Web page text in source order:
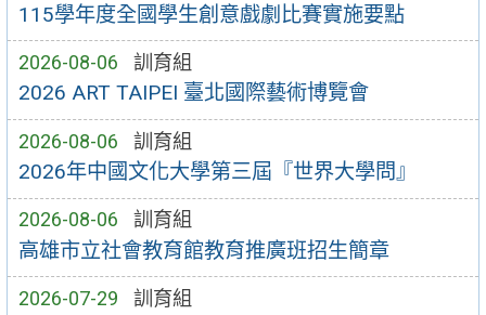
115學年度全國學生創意戲劇比賽實施要點
2026-08-06 訓育組
2026 ART TAIPEI 臺北國際藝術博覽會
2026-08-06 訓育組
2026年中國文化大學第三屆『世界大學問』
2026-08-06 訓育組
高雄市立社會教育館教育推廣班招生簡章
2026-07-29 訓育組